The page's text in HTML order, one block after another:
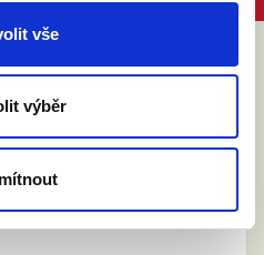
vše
výběr
NIC